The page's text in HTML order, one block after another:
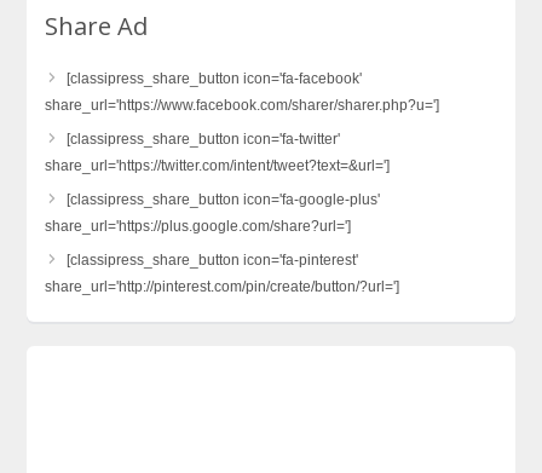
Share Ad
[classipress_share_button icon='fa-facebook'
share_url='https://www.facebook.com/sharer/sharer.php?u=']
[classipress_share_button icon='fa-twitter'
share_url='https://twitter.com/intent/tweet?text=&url=']
[classipress_share_button icon='fa-google-plus'
share_url='https://plus.google.com/share?url=']
[classipress_share_button icon='fa-pinterest'
share_url='http://pinterest.com/pin/create/button/?url=']